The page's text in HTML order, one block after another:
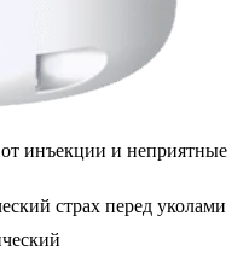
инъекции и неприятные
страх перед уколами